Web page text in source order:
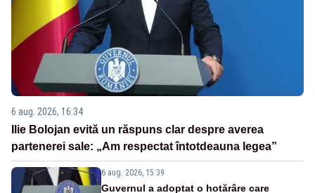
6 aug. 2026, 16:34
Ilie Bolojan evită un răspuns clar despre averea
partenerei sale: „Am respectat întotdeauna legea”
6 aug. 2026, 15:39
Guvernul a adoptat o hotărâre care